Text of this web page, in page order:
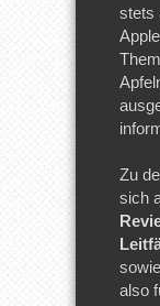
stets
Zu
sich
also